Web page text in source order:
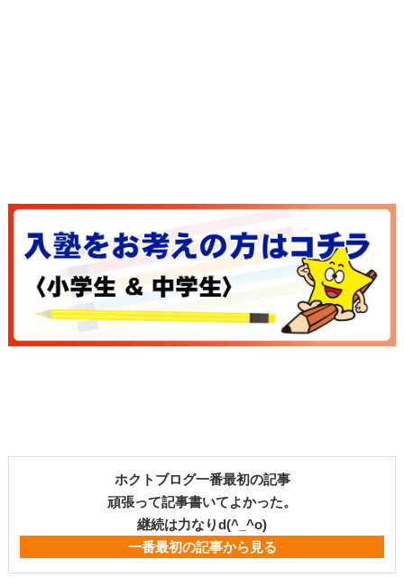
ホクトブログ一番最初の記事
頑張って記事書いてよかった。
継続は力なりd(^_^o)
一番最初の記事から見る